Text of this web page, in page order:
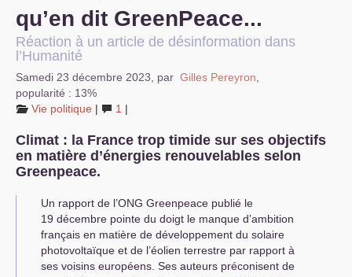
qu’en dit GreenPeace...
Réaction à un article de désinformation dans
l’Humanité
Samedi 23 décembre 2023 par Gilles Pereyron
popularité : 13%
Vie politique | 1 |
Climat : la France trop timide sur ses objectifs
en matière d’énergies renouvelables selon
Greenpeace.
Un rapport de l’ONG Greenpeace publié le
19 décembre pointe du doigt le manque d’ambition
français en matière de développement du solaire
photovoltaïque et de l’éolien terrestre par rapport à
ses voisins européens. Ses auteurs préconisent de